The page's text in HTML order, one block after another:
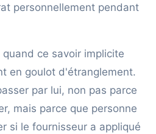
personnellement pendant
ce savoir implicite
en goulot d'étranglement.
par lui, non pas parce
mais parce que personne
si le fournisseur a appliqué